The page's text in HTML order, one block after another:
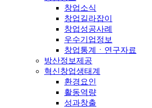
창업소식
창업길라잡이
창업성공사례
우수기업정보
창업통계ㆍ연구자료
방산정보제공
혁신창업생태계
환경요인
활동역량
성과창출